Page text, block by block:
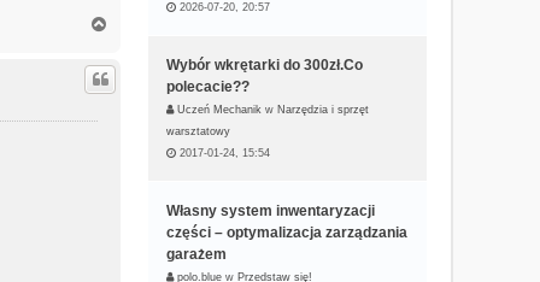
g
r
2026-07-20, 20:57
Wybór wkrętarki do 300zł.Co
polecacie??
Uczeń Mechanik w Narzędzia i sprzęt
warsztatowy
2017-01-24, 15:54
Własny system inwentaryzacji
części – optymalizacja zarządzania
garażem
polo.blue w Przedstaw się!